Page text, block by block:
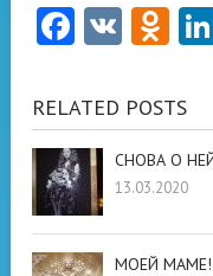
VK
RELATED POSTS
СНОВА О
13.03.2020
МОЕЙ